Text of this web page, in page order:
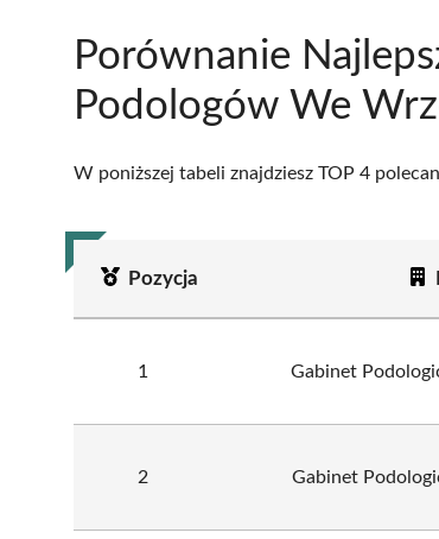
Porównanie
Podologów We
W poniższej tabeli znajdziesz TOP 4
Pozycja
1 Gabinet
2 Gabinet